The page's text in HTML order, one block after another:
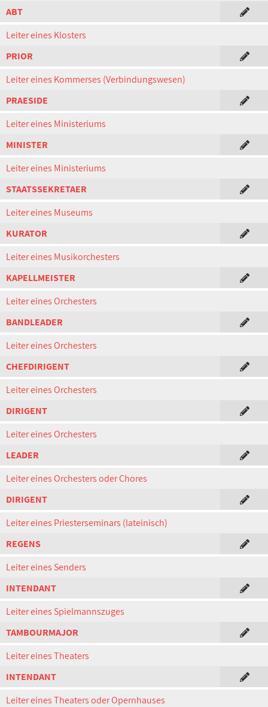
ABT
Leiter eines Klosters
PRIOR
Leiter eines Kommerses (Verbindungswesen)
PRAESIDE
Leiter eines Ministeriums
MINISTER
Leiter eines Ministeriums
STAATSSEKRETAER
Leiter eines Museums
KURATOR
Leiter eines Musikorchesters
KAPELLMEISTER
Leiter eines Orchesters
BANDLEADER
Leiter eines Orchesters
CHEFDIRIGENT
Leiter eines Orchesters
DIRIGENT
Leiter eines Orchesters
LEADER
Leiter eines Orchesters oder Chores
DIRIGENT
Leiter eines Priesterseminars (lateinisch)
REGENS
Leiter eines Senders
INTENDANT
Leiter eines Spielmannszuges
TAMBOURMAJOR
Leiter eines Theaters
INTENDANT
Leiter eines Theaters oder Opernhauses